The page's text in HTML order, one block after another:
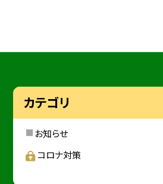
カテゴリ
お知らせ
コロナ対策